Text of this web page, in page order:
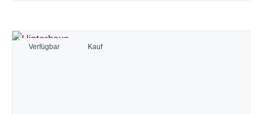
Verfügbar Kauf